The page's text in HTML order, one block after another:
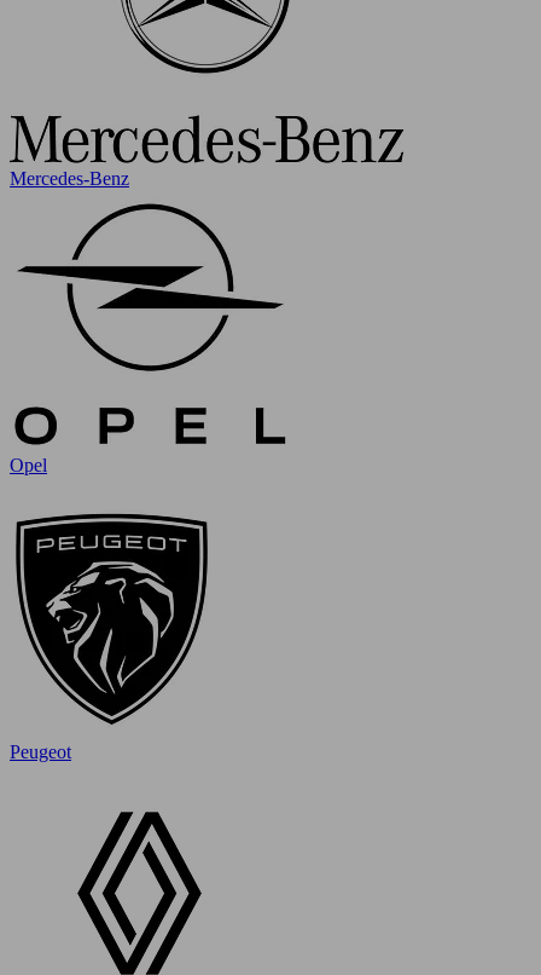
Mercedes-Benz
Opel
Peugeot